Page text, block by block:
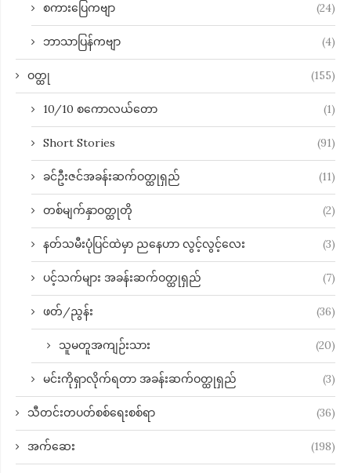
စကားပြေကဗျာ (24)
ဘာသာပြန်ကဗျာ (4)
ဝတ္ထု (155)
10/10 စကောလယ်တော (1)
Short Stories (91)
ခင်ဦးဇင်အခန်းဆက်ဝတ္ထုရှည် (11)
တစ်မျက်နှာဝတ္ထုတို (2)
နတ်သမီးပုံပြင်ထဲမှာ ညနေဟာ လွင့်လွင့်လေး (3)
ပင့်သက်များ အခန်းဆက်ဝတ္ထုရှည် (7)
ဖတ်/ညွန်း (36)
သူမတူအကျဉ်းသား (20)
မင်းကိုရှာလိုက်ရတာ အခန်းဆက်ဝတ္ထုရှည် (3)
သီတင်းတပတ်စစ်ရေးစစ်ရာ (36)
အက်ဆေး (198)